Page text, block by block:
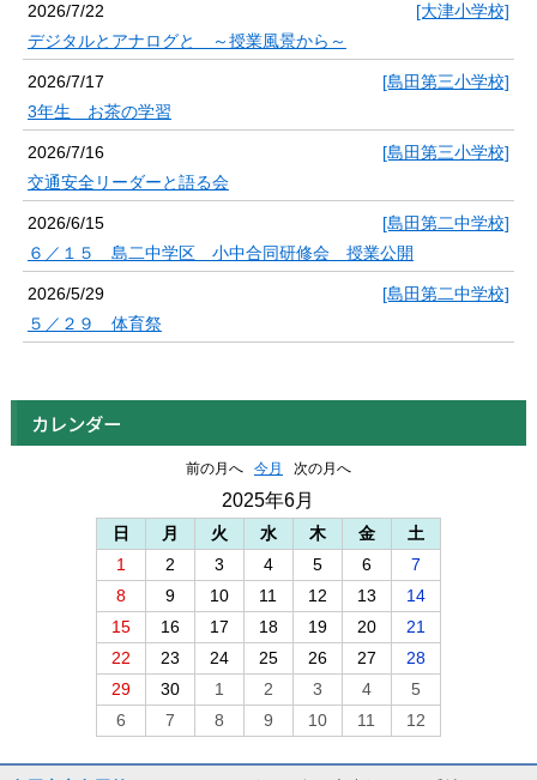
2026/7/22
[大津小学校]
デジタルとアナログと ～授業風景から～
2026/7/17
[島田第三小学校]
3年生 お茶の学習
2026/7/16
[島田第三小学校]
交通安全リーダーと語る会
2026/6/15
[島田第二中学校]
６／１５ 島二中学区 小中合同研修会 授業公開
2026/5/29
[島田第二中学校]
５／２９ 体育祭
カレンダー
前の月へ 今月 次の月へ
2025年6月
日 月 火 水 木 金
土
1
2 3 4 5 6
7
8
9 10 11 12 13
14
15
16 17 18 19 20
21
22
23 24 25 26 27
28
29
30 1 2 3 4
5
6
7 8 9 10 11 12